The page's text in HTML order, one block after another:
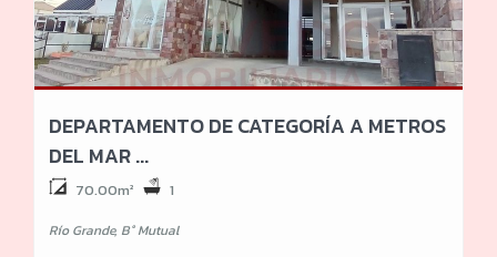
DEPARTAMENTO DE CATEGORÍA A METROS
DEL MAR ...
70.00m² 1
Río Grande, B° Mutual